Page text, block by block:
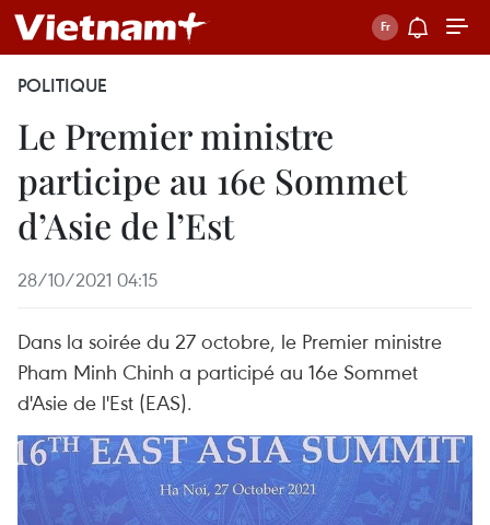
POLITIQUE
Le Premier ministre
participe au 16e Sommet
d’Asie de l’Est
28/10/2021 04:15
Dans la soirée du 27 octobre, le Premier ministre
Pham Minh Chinh a participé au 16e Sommet
d'Asie de l'Est (EAS).